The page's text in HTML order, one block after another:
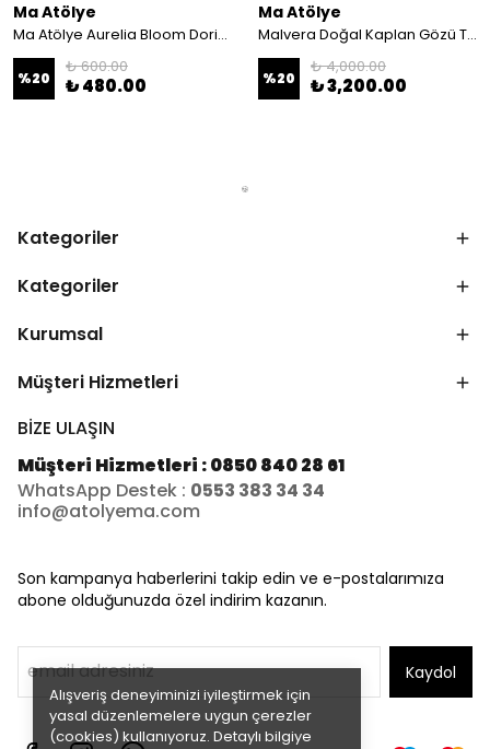
Alışveriş deneyiminizi iyileştirmek için
yasal düzenlemelere uygun çerezler
(cookies) kullanıyoruz. Detaylı bilgiye
Ma Atölye
Ma Atölye Aurelia Bloom Dorika Mix Küpe
%20
₺ 600.00
₺ 480.00
Ma Atölye
Malvera Doğal Kaplan Gözü Taşı Kolye Ve Küpe
%20
₺ 4,000.00
₺ 3,200.00
Kategoriler
Kategoriler
Kurumsal
Müşteri Hizmetleri
BİZE ULAŞIN
Müşteri Hizmetleri : 0850 840 28 61
WhatsApp Destek : 0553 383 34 34
info@atolyema.com
Son kampanya haberlerini takip edin ve e-postalarımıza
abone olduğunuzda özel indirim kazanın.
Kaydol